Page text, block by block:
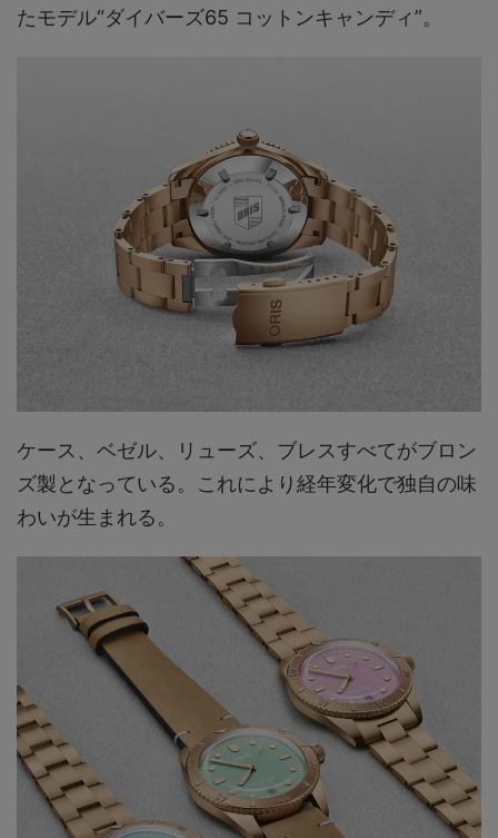
たモデル“ダイバーズ65 コットンキャンディ”。
ケース、ベゼル、リューズ、ブレスすべてがブロン
ズ製となっている。これにより経年変化で独自の味
わいが生まれる。